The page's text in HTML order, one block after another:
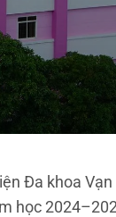
Đa khoa
học